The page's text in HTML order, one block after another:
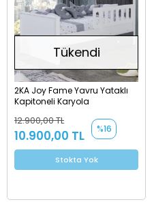
Tükendi
2KA Joy Fame Yavru Yataklı
Kapitoneli Karyola
12.900,00 TL
10.900,00 TL %16
Stokta Yok